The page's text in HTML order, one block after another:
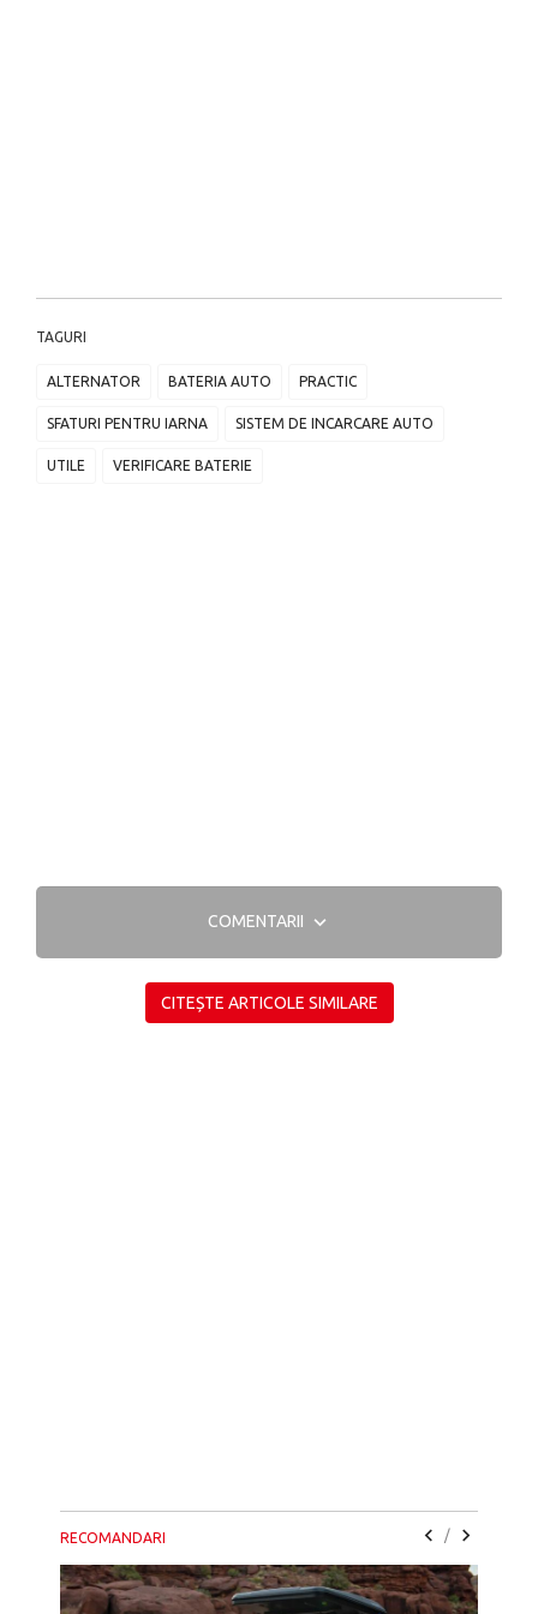
TAGURI
ALTERNATOR BATERIA AUTO PRACTIC
SFATURI PENTRU IARNA SISTEM DE INCARCARE AUTO
UTILE VERIFICARE BATERIE
COMENTARII
CITEȘTE ARTICOLE SIMILARE
RECOMANDARI /